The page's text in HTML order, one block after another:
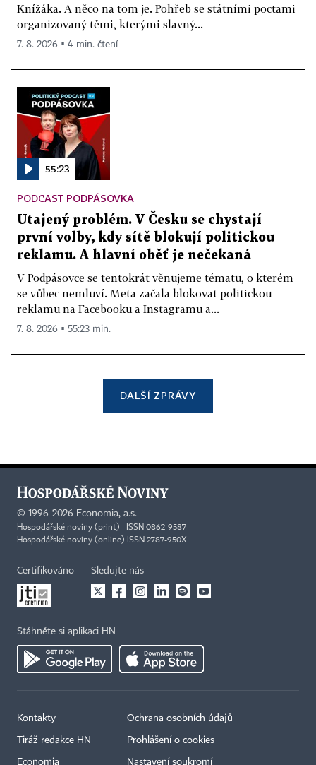
Knížáka. A něco na tom je. Pohřeb se státními poctami
organizovaný těmi, kterými slavný...
7. 8. 2026 ▪ 4 min. čtení
55:23
PODCAST PODPÁSOVKA
Utajený problém. V Česku se chystají
první volby, kdy sítě blokují politickou
reklamu. A hlavní oběť je nečekaná
V Podpásovce se tentokrát věnujeme tématu, o kterém
se vůbec nemluví. Meta začala blokovat politickou
reklamu na Facebooku a Instagramu a...
7. 8. 2026 ▪ 55:23 min.
DALŠÍ ZPRÁVY
© 1996-2026 Economia, a.s.
Hospodářské noviny (print) ISSN 0862-9587
Hospodářské noviny (online) ISSN 2787-950X
Certifikováno Sledujte nás
Stáhněte si aplikaci HN
Kontakty
Tiráž redakce HN
Economia
Ochrana osobních údajů
Prohlášení o cookies
Nastavení soukromí